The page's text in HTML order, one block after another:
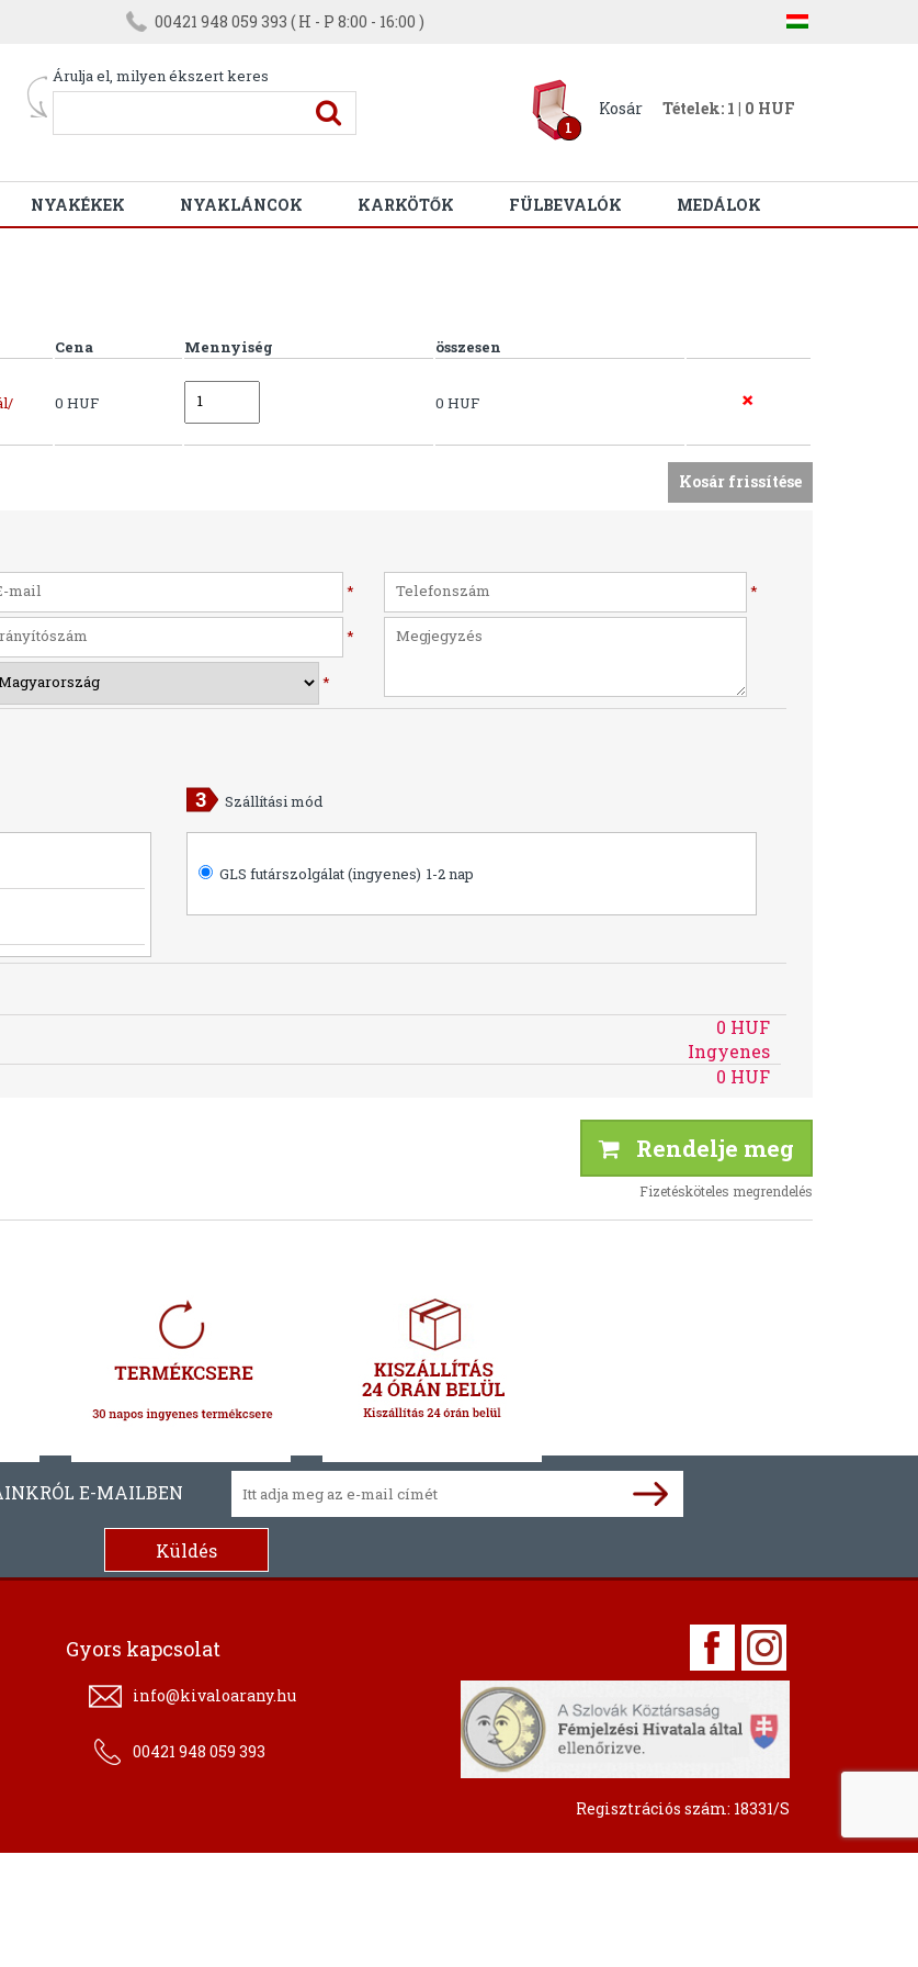
00421 948 059 393 ( H - P 8:00 - 16:00 )
Árulja el, milyen ékszert keres
1
Kosár Tételek: 1 | 0 HUF
NYAKÉKEK NYAKLÁNCOK KARKÖTŐK FÜLBEVALÓK MEDÁLOK
Cena Mennyiség összesen
0 HUF 0 HUF
* *
*
*
Szállítási mód
GLS futárszolgálat (ingyenes) 1-2 nap
0 HUF
Ingyenes
0 HUF
Rendelje meg
Fizetésköteles megrendelés
E-MAILBEN
Gyors kapcsolat
info@kivaloarany.hu
00421 948 059 393
Regisztrációs szám: 18331/S